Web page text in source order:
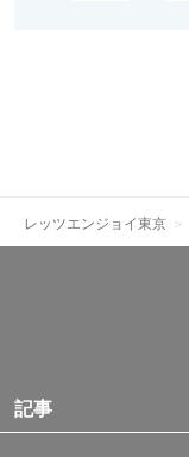
レッツエンジョイ東京
記事